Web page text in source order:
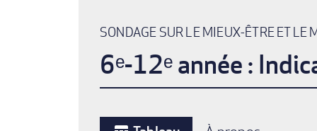
Fil
d'Ariane
SONDAGE SUR LE MIEUX-ÊTRE ET LE
6ᵉ-12ᵉ année :